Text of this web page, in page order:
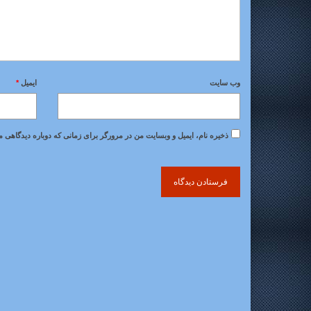
ایمیل* وب‌ سایت
ذخیره نام، ایمیل و وبسایت من در مرورگر برای زمانی که دوباره